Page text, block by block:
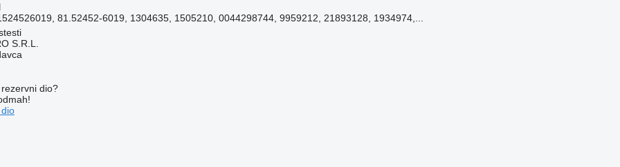
81.52452-6019, 1304635, 1505210, 0044298744, 9959212, 21893128, 1934974,...
S.R.L.
dio?